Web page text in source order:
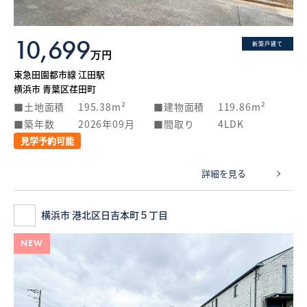
新築戸建て
10,699万円
東急田園都市線 江田駅
横浜市 青葉区荏田町
土地面積 195.38m² 建物面積
119.86m²
築年数
2026年09月 間取り 4LDK
見学予約可能
詳細を見る
横浜市 港北区日吉本町５丁目
NEW